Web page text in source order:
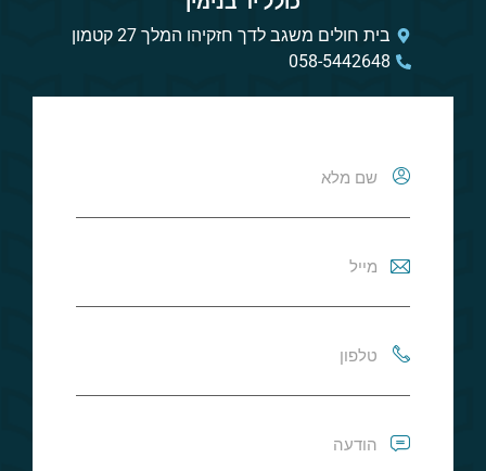
בית חולים משגב לדך חזקיהו המלך 27 קטמון
058-5442648